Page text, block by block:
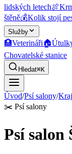
lidských letech🍖
štěně💰Kolik stojí
Služby
🏥Veterináři🏠
Chovatelské stanice
Hledat⌘K
Úvod/Psí salony/
✂️ Psí salony
Psí salon